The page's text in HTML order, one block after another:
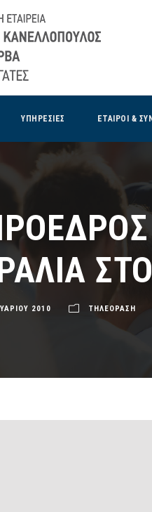
ΥΠΗΡΕΣΙΕΣ ΕΤΑΙΡΟΙ &
2010 ΤΗΛΕΟΡΑΣΗ